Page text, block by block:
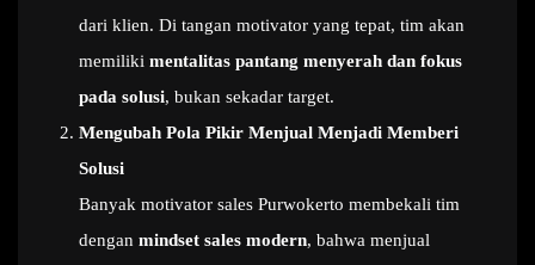
dari klien. Di tangan motivator yang tepat, tim akan
memiliki mentalitas pantang menyerah dan fokus
pada solusi, bukan sekadar target.
Mengubah Pola Pikir Menjual Menjadi Memberi
Solusi
Banyak motivator sales Purwokerto membekali tim
dengan mindset sales modern, bahwa menjual